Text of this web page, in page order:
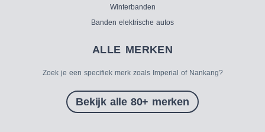
Winterbanden
Banden elektrische autos
ALLE MERKEN
Zoek je een specifiek merk zoals Imperial of Nankang?
Bekijk alle 80+ merken